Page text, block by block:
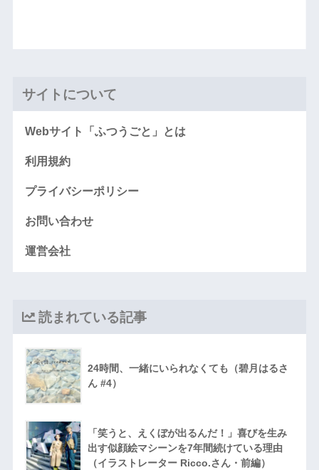
サイトについて
Webサイト「ふつうごと」とは
利用規約
プライバシーポリシー
お問い合わせ
運営会社
読まれている記事
24時間、一緒にいられなくても（碧月はるさ
ん #4）
「笑うと、えくぼが出るんだ！」喜びを生み
出す似顔絵マシーンを7年間続けている理由
（イラストレーター Ricco.さん・前編）